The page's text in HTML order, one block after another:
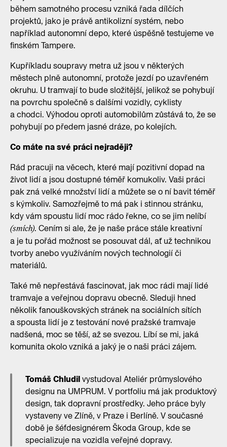
během samotného procesu vzniká řada dílčích
projektů, jako je právě antikolizní systém, nebo
například autonomní depo, které úspěšně testujeme ve
finském Tampere.
Kupříkladu soupravy metra už jsou v některých
městech plně autonomní, protože jezdí po uzavřeném
okruhu. U tramvají to bude složitější, jelikož se pohybují
na povrchu společně s dalšími vozidly, cyklisty
a chodci. Výhodou oproti automobilům zůstává to, že se
pohybují po předem jasné dráze, po kolejích.
Co máte na své práci nejraději?
Rád pracuji na věcech, které mají pozitivní dopad na
život lidí a jsou dostupné téměř komukoliv. Vaši práci
pak zná velké množství lidí a můžete se o ní bavit téměř
s kýmkoliv. Samozřejmě to má pak i stinnou stránku,
kdy vám spoustu lidí moc rádo řekne, co se jim nelíbí
(smích). Cením si ale, že je naše práce stále kreativní
a je tu pořád možnost se posouvat dál, ať už technikou
tvorby anebo využíváním nových technologií či
materiálů.
Také mě nepřestává fascinovat, jak moc rádi mají lidé
tramvaje a veřejnou dopravu obecně. Sleduji hned
několik fanouškovských stránek na sociálních sítích
a spousta lidí je z testování nové pražské tramvaje
nadšená, moc se těší, až se svezou. Líbí se mi, jaká
komunita okolo vzniká a jaký je o naši práci zájem.
Tomáš Chludilvystudoval Ateliér průmyslového
designu na UMPRUM. V portfoliu má jak produktový
design, tak dopravní prostředky. Jeho práce byly
vystaveny ve Zlíně, v Praze i Berlíně. V současné
době je šéfdesignérem Škoda Group, kde se
specializuje na vozidla veřejné dopravy.